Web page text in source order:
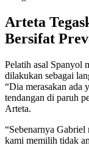
Arteta
Bersifat
Pelatih asal Spanyol
dilakukan sebagai
“Dia merasakan ada
tendangan di paruh
Arteta.
“Sebenarnya Gabriel
kami memilih tidak